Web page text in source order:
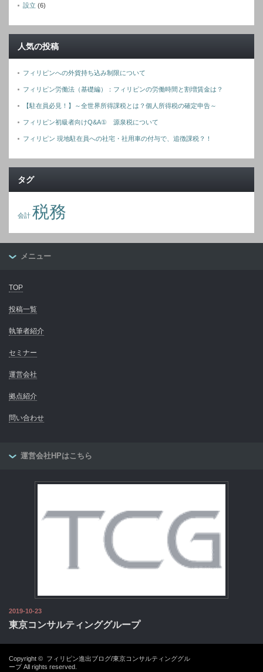
設立 (6)
人気の投稿
フィリピンへの外貨持ち込み制限について
フィリピン労働法（基礎編）：フィリピンの労働時間と割増賃金は？
【駐在員必見！】～全世界所得課税とは？個人所得税の確定申告～
フィリピン初級者向けQ&A① 源泉税について
フィリピン 現地駐在員への社宅・社用車の付与で、追徴課税？！
タグ
会計 税務
メニュー
TOP
投稿一覧
執筆者紹介
セミナー
運営会社
拠点紹介
問い合わせ
運営会社HPはこちら
2019-10-23
東京コンサルティンググループ
Copyright © フィリピン進出ブログ/東京コンサルティンググル
ープAll rights reserved.